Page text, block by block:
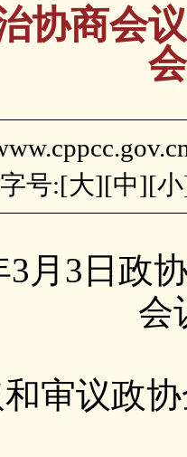
协商会
字号:[大][中][小
3月3日政
会
审议政